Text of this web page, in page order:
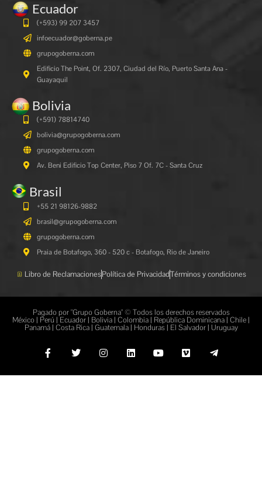
Ecuador
(+593) 99 207 3457
infoecuador@goberna.pe
grupogoberna.com
Edificio The Point, Of. 2307, Ciudad del Río, Puerto Santa Ana -
Guayaquil
Bolivia
(+591) 78814740
bolivia@grupogoberna.com
grupogoberna.com
Av. Beni Edificio Top Center, Piso 7 Of. 7C - Santa Cruz
Brasil
+55 21 98126-9882
brasil@grupogoberna.com
grupogoberna.com
Praia de Botafogo, 360 - 520 c - Botafogo, Rio de Janeiro
Libro de ReclamacionesPolítica de PrivacidadTérminos y condiciones
Pagado por "Grupo Goberna" © Todos los derechos reservados
México | Perú | Ecuador | Bolivia | Colombia | República Dominicana | Chile |
Panamá | Costa Rica | Guatemala | Honduras | El Salvador | Uruguay